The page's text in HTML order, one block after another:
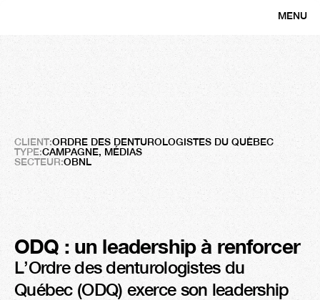
MENU
Ordre des denturologistes du
Une campagne au
sourire
Louvain
CLIENT:ORDRE DES DENTUROLOGISTES DU QUÉBEC
TYPE:CAMPAGNE, MÉDIAS
SECTEUR:OBNL
ODQ : un leadership à renforcer
L’Ordre des denturologistes du
Québec (ODQ) exerce son leadership